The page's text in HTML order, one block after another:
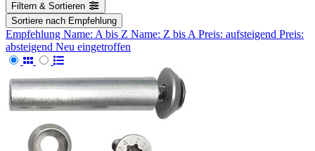
Filtern & Sortieren
Sortiere nach Empfehlung
Empfehlung Name: A bis Z Name: Z bis A Preis: aufsteigend Preis:
absteigend Neu eingetroffen